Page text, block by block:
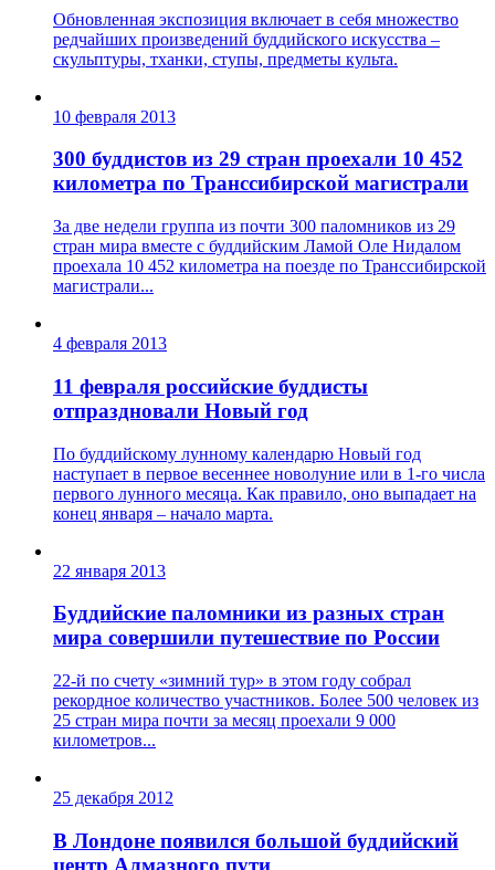
Обновленная экспозиция включает в себя множество
редчайших произведений буддийского искусства –
скульптуры, тханки, ступы, предметы культа.
10 февраля 2013
300 буддистов из 29 стран проехали 10 452
километра по Транссибирской магистрали
За две недели группа из почти 300 паломников из 29
стран мира вместе с буддийским Ламой Оле Нидалом
проехала 10 452 километра на поезде по Транссибирской
магистрали...
4 февраля 2013
11 февраля российские буддисты
отпраздновали Новый год
По буддийскому лунному календарю Новый год
наступает в первое весеннее новолуние или в 1-го числа
первого лунного месяца. Как правило, оно выпадает на
конец января – начало марта.
22 января 2013
Буддийские паломники из разных стран
мира совершили путешествие по России
22-й по счету «зимний тур» в этом году собрал
рекордное количество участников. Более 500 человек из
25 стран мира почти за месяц проехали 9 000
километров...
25 декабря 2012
В Лондоне появился большой буддийский
центр Алмазного пути